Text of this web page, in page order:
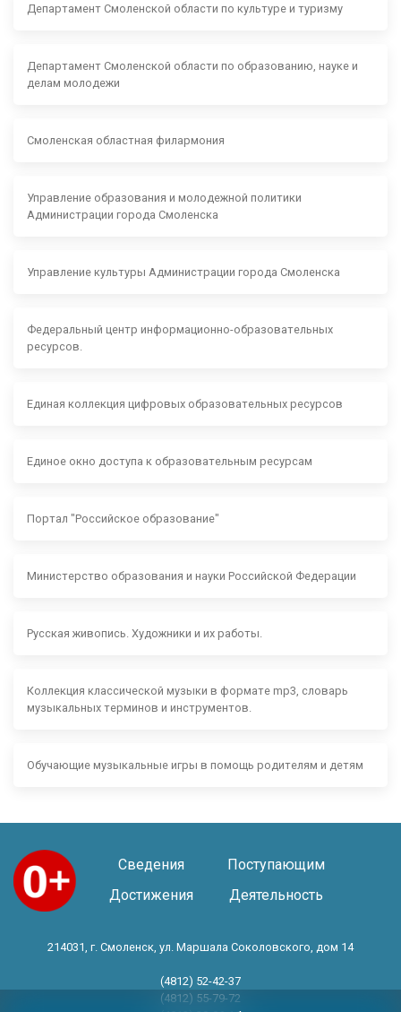
Департамент Смоленской области по культуре и туризму
Департамент Смоленской области по образованию, науке и
делам молодежи
Смоленская областная филармония
Управление образования и молодежной политики
Администрации города Смоленска
Управление культуры Администрации города Смоленска
Федеральный центр информационно-образовательных
ресурсов.
Единая коллекция цифровых образовательных ресурсов
Единое окно доступа к образовательным ресурсам
Портал "Российское образование"
Министерство образования и науки Российской Федерации
Русская живопись. Художники и их работы.
Коллекция классической музыки в формате mp3, словарь
музыкальных терминов и инструментов.
Обучающие музыкальные игры в помощь родителям и детям
Сведения
Поступающим
Достижения
Деятельность
214031, г. Смоленск, ул. Маршала Соколовского, дом 14
(4812) 52-42-37
(4812) 55-79-72